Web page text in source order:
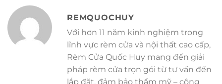
REMQUOCHUY
Với hơn 11 năm kinh nghiệm trong
lĩnh vực rèm cửa và nội thất cao cấp,
Rèm Cửa Quốc Huy mang đến giải
pháp rèm cửa trọn gói từ tư vấn đến
lắp đặt, đảm bảo thẩm mỹ – công